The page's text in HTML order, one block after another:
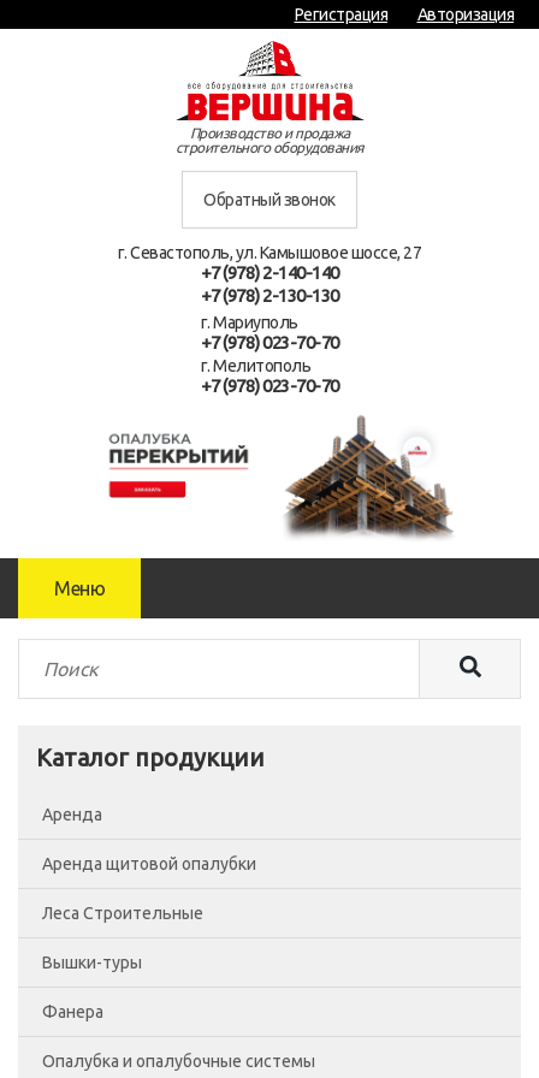
Регистрация Авторизация
Производство и продажа
строительного оборудования
Обратный звонок
г. Севастополь, ул. Камышовое шоссе, 27
+7 (978) 2-140-140
+7 (978) 2-130-130
г. Мариуполь
+7 (978) 023-70-70
г. Мелитополь
+7 (978) 023-70-70
Меню
Каталог продукции
Аренда
Аренда щитовой опалубки
Леса Строительные
Леса рамные
Помосты
Сетка фасадная
Вышки-туры
Вышка-тура ВСП-250/0.7
Вышка-тура ВСП-250/1.2
Фанера
Фанера Россия
Опалубка и опалубочные системы